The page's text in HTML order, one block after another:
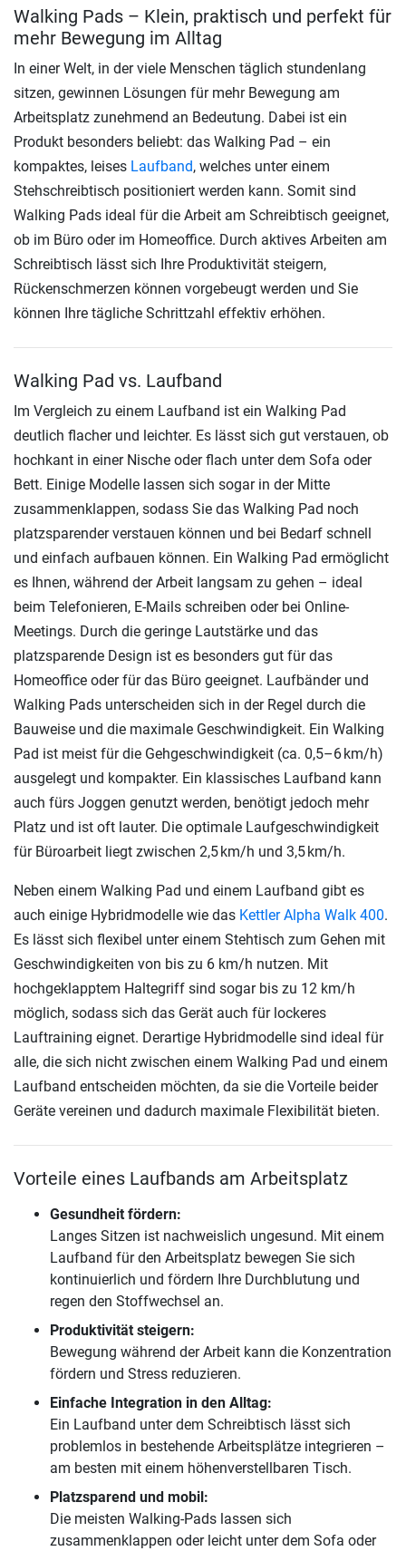
Walking Pads – Klein, praktisch und perfekt für
mehr Bewegung im Alltag
In einer Welt, in der viele Menschen täglich stundenlang
sitzen, gewinnen Lösungen für mehr Bewegung am
Arbeitsplatz zunehmend an Bedeutung. Dabei ist ein
Produkt besonders beliebt: das Walking Pad – ein
kompaktes, leises Laufband, welches unter einem
Stehschreibtisch positioniert werden kann. Somit sind
Walking Pads ideal für die Arbeit am Schreibtisch geeignet,
ob im Büro oder im Homeoffice. Durch aktives Arbeiten am
Schreibtisch lässt sich Ihre Produktivität steigern,
Rückenschmerzen können vorgebeugt werden und Sie
können Ihre tägliche Schrittzahl effektiv erhöhen.
Walking Pad vs. Laufband
Im Vergleich zu einem Laufband ist ein Walking Pad
deutlich flacher und leichter. Es lässt sich gut verstauen, ob
hochkant in einer Nische oder flach unter dem Sofa oder
Bett. Einige Modelle lassen sich sogar in der Mitte
zusammenklappen, sodass Sie das Walking Pad noch
platzsparender verstauen können und bei Bedarf schnell
und einfach aufbauen können. Ein Walking Pad ermöglicht
es Ihnen, während der Arbeit langsam zu gehen – ideal
beim Telefonieren, E-Mails schreiben oder bei Online-
Meetings. Durch die geringe Lautstärke und das
platzsparende Design ist es besonders gut für das
Homeoffice oder für das Büro geeignet. Laufbänder und
Walking Pads unterscheiden sich in der Regel durch die
Bauweise und die maximale Geschwindigkeit. Ein Walking
Pad ist meist für die Gehgeschwindigkeit (ca. 0,5–6 km/h)
ausgelegt und kompakter. Ein klassisches Laufband kann
auch fürs Joggen genutzt werden, benötigt jedoch mehr
Platz und ist oft lauter. Die optimale Laufgeschwindigkeit
für Büroarbeit liegt zwischen 2,5 km/h und 3,5 km/h.
Neben einem Walking Pad und einem Laufband gibt es
auch einige Hybridmodelle wie das Kettler Alpha Walk 400.
Es lässt sich flexibel unter einem Stehtisch zum Gehen mit
Geschwindigkeiten von bis zu 6 km/h nutzen. Mit
hochgeklapptem Haltegriff sind sogar bis zu 12 km/h
möglich, sodass sich das Gerät auch für lockeres
Lauftraining eignet. Derartige Hybridmodelle sind ideal für
alle, die sich nicht zwischen einem Walking Pad und einem
Laufband entscheiden möchten, da sie die Vorteile beider
Geräte vereinen und dadurch maximale Flexibilität bieten.
Vorteile eines Laufbands am Arbeitsplatz
Gesundheit fördern:
Langes Sitzen ist nachweislich ungesund. Mit einem
Laufband für den Arbeitsplatz bewegen Sie sich
kontinuierlich und fördern Ihre Durchblutung und
regen den Stoffwechsel an.
Produktivität steigern:
Bewegung während der Arbeit kann die Konzentration
fördern und Stress reduzieren.
Einfache Integration in den Alltag:
Ein Laufband unter dem Schreibtisch lässt sich
problemlos in bestehende Arbeitsplätze integrieren –
am besten mit einem höhenverstellbaren Tisch.
Platzsparend und mobil:
Die meisten Walking-Pads lassen sich
zusammenklappen oder leicht unter dem Sofa oder